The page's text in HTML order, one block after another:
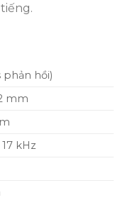
phản hồi)
mm
kHz